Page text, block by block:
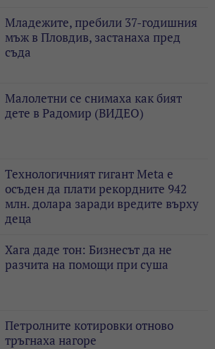
Младежите, пребили 37-годишния
мъж в Пловдив, застанаха пред
съда
Малолетни се снимаха как бият
дете в Радомир (ВИДЕО)
Технологичният гигант Meta е
осъден да плати рекордните 942
млн. долара заради вредите върху
деца
Хага даде тон: Бизнесът да не
разчита на помощи при суша
Петролните котировки отново
тръгнаха нагоре